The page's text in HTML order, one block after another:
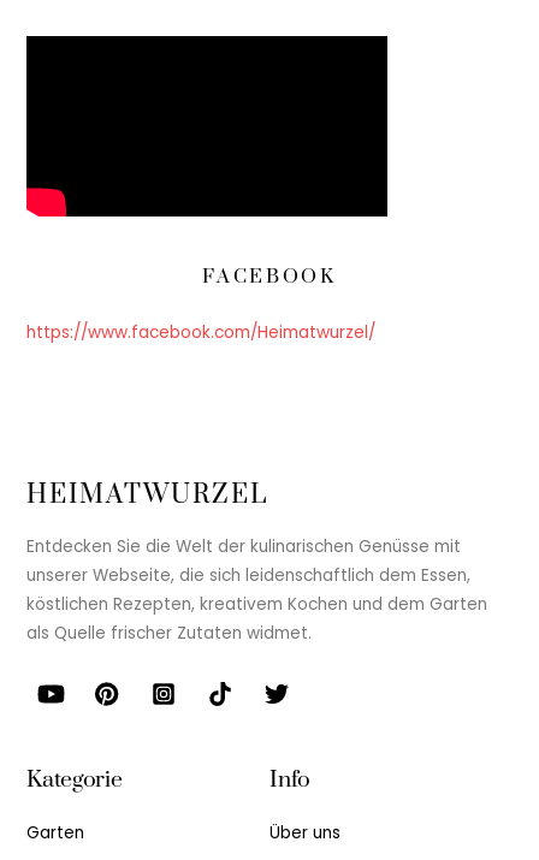
FACEBOOK
https://www.facebook.com/Heimatwurzel/
HEIMATWURZEL
Entdecken Sie die Welt der kulinarischen Genüsse mit
unserer Webseite, die sich leidenschaftlich dem Essen,
köstlichen Rezepten, kreativem Kochen und dem Garten
als Quelle frischer Zutaten widmet.
Kategorie
Garten
Info
Über uns